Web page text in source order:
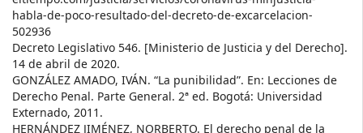
habla-de-poco-resultado-del-decreto-de-excarcelacion-
502936
Decreto Legislativo 546. [Ministerio de Justicia y del Derecho].
14 de abril de 2020.
GONZÁLEZ AMADO, IVÁN. “La punibilidad”. En: Lecciones de
Derecho Penal. Parte General. 2ª ed. Bogotá: Universidad
Externado, 2011.
HERNÁNDEZ JIMÉNEZ, NORBERTO. El derecho penal de la